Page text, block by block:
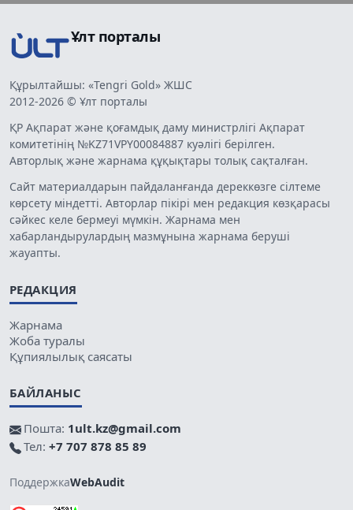
Ұлт порталы
Құрылтайшы: «Tengri Gold» ЖШС
2012-2026 © Ұлт порталы
ҚР Ақпарат және қоғамдық даму министрлігі Ақпарат
комитетінің №KZ71VPY00084887 куәлігі берілген.
Авторлық және жарнама құқықтары толық сақталған.
Сайт материалдарын пайдаланғанда дереккөзге сілтеме
көрсету міндетті. Авторлар пікірі мен редакция көзқарасы
сәйкес келе бермеуі мүмкін. Жарнама мен
хабарландырулардың мазмұнына жарнама беруші
жауапты.
РЕДАКЦИЯ
Жарнама
Жоба туралы
Құпиялылық саясаты
БАЙЛАНЫС
Пошта: 1ult.kz@gmail.com
Тел: +7 707 878 85 89
ПоддержкаWebAudit